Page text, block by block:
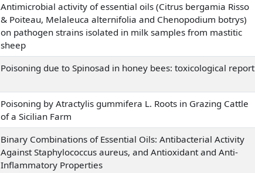
Antimicrobial activity of essential oils (Citrus bergamia Risso
& Poiteau, Melaleuca alternifolia and Chenopodium botrys)
on pathogen strains isolated in milk samples from mastitic
sheep
Poisoning due to Spinosad in honey bees: toxicological report
Poisoning by Atractylis gummifera L. Roots in Grazing Cattle
of a Sicilian Farm
Binary Combinations of Essential Oils: Antibacterial Activity
Against Staphylococcus aureus, and Antioxidant and Anti-
Inflammatory Properties